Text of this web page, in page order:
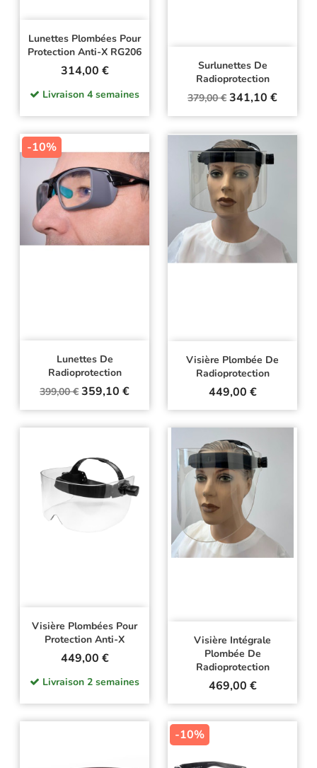
Lunettes Plombées Pour
Protection Anti-X RG206
Prix
314,00 €
Livraison 4 semaines
Surlunettes De
Radioprotection
Prix
379,00 € Prix
341,10 €
-10%
Lunettes De
Radioprotection
Prix
399,00 € Prix
359,10 €
Visière Plombée De
Radioprotection
Prix
449,00 €
Visière Plombées Pour
Protection Anti-X
Prix
449,00 €
Livraison 2 semaines
Visière Intégrale
Plombée De
Radioprotection
Prix
469,00 €
-10%